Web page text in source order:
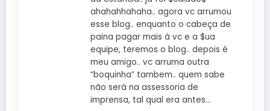
ahahahhahaha.. agora vc arrumou
esse blog.. enquanto o cabeça de
paina pagar mais à vc e a $ua
equipe, teremos o blog.. depois é
meu amigo.. vc arruma outra
“boquinha” tambem.. quem sabe
não será na assessoria de
imprensa, tal qual era antes…